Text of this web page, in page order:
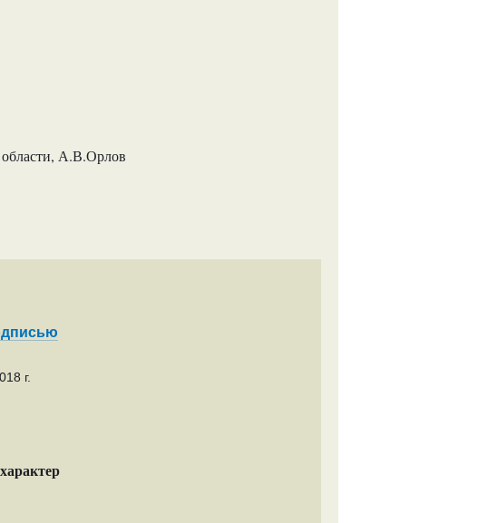
А.В.Орлов
г.